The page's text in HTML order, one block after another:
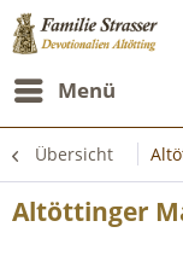
Menü
Übersicht
Altöttinger